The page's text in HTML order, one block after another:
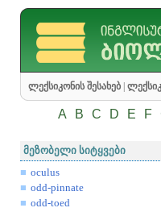
ლექსიკონის შესახებ
A B C D E F
მეზობელი სიტყვები
oculus
odd-pinnate
odd-toed